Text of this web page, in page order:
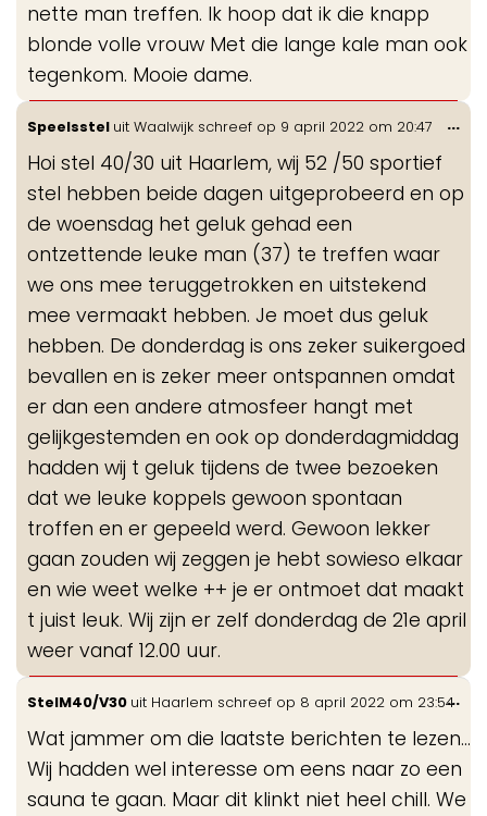
nette man treffen. Ik hoop dat ik die knapp
blonde volle vrouw Met die lange kale man ook
tegenkom. Mooie dame.
Speelsstel uit Waalwijk schreef op 9 april 2022 om 20:47
Hoi stel 40/30 uit Haarlem, wij 52 /50 sportief
stel hebben beide dagen uitgeprobeerd en op
de woensdag het geluk gehad een
ontzettende leuke man (37) te treffen waar
we ons mee teruggetrokken en uitstekend
mee vermaakt hebben. Je moet dus geluk
hebben. De donderdag is ons zeker suikergoed
bevallen en is zeker meer ontspannen omdat
er dan een andere atmosfeer hangt met
gelijkgestemden en ook op donderdagmiddag
hadden wij t geluk tijdens de twee bezoeken
dat we leuke koppels gewoon spontaan
troffen en er gepeeld werd. Gewoon lekker
gaan zouden wij zeggen je hebt sowieso elkaar
en wie weet welke ++ je er ontmoet dat maakt
t juist leuk. Wij zijn er zelf donderdag de 21e april
weer vanaf 12.00 uur.
...
StelM40/V30 uit Haarlem schreef op 8 april 2022 om 23:54
Wat jammer om die laatste berichten te lezen...
Wij hadden wel interesse om eens naar zo een
sauna te gaan. Maar dit klinkt niet heel chill. We
...